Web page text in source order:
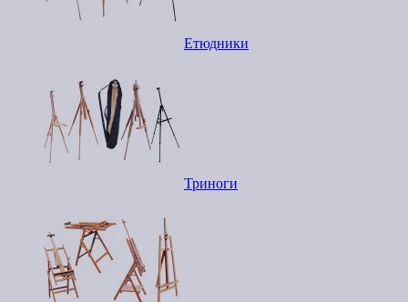
Етюдники
Триноги